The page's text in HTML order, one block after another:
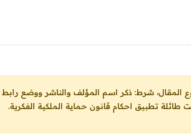
طائلة تطبيق احكام قانون حماية الملكية الفكرية.